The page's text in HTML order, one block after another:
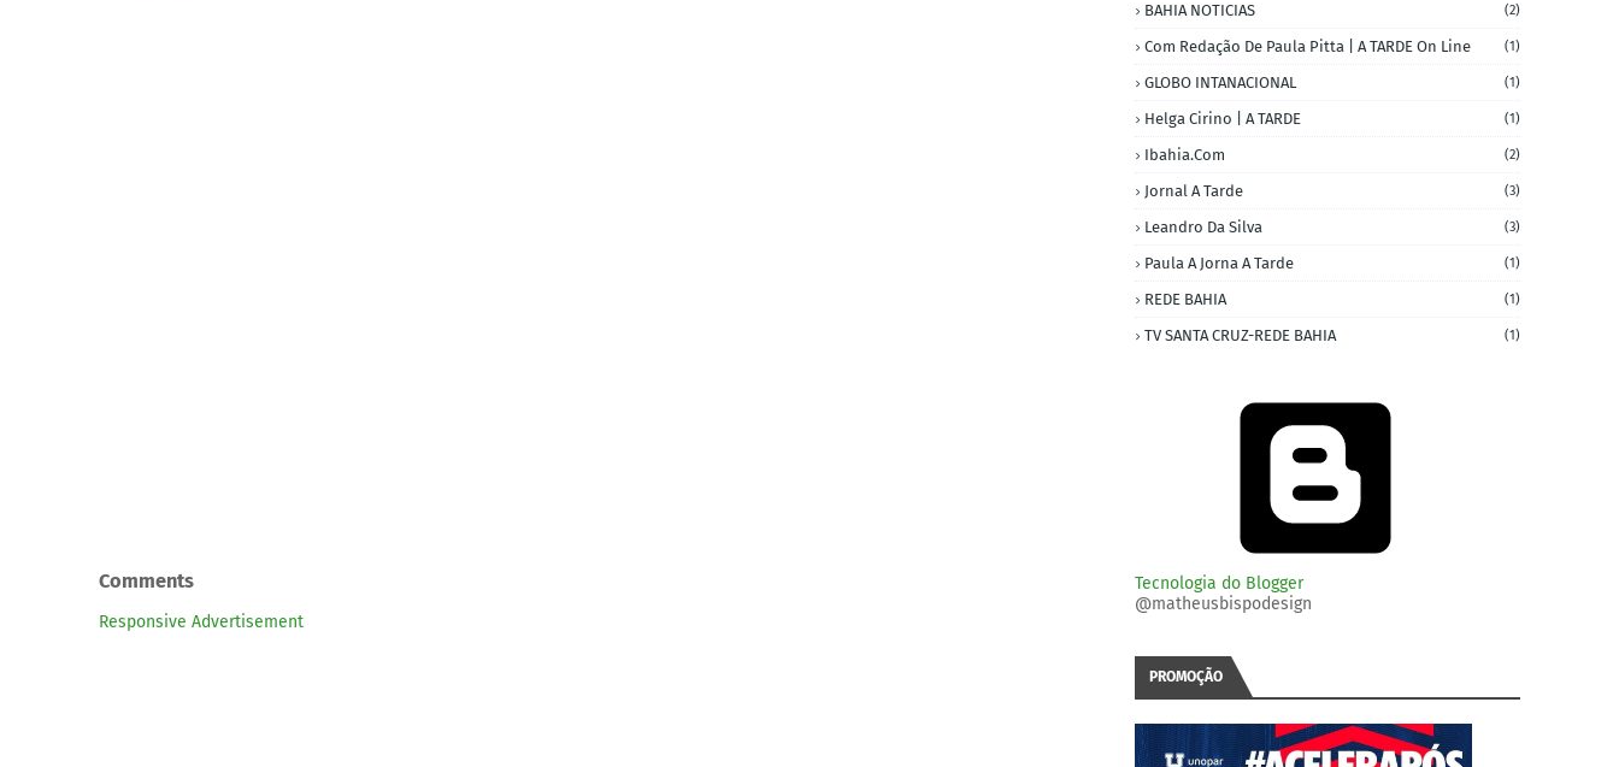
Comments
Responsive Advertisement
BAHIA NOTICIAS (2)
Com Redação De Paula Pitta | A TARDE On Line (1)
GLOBO INTANACIONAL (1)
Helga Cirino | A TARDE (1)
Ibahia.com (2)
Jornal A Tarde (3)
Leandro Da Silva (3)
Paula A Jorna A Tarde (1)
REDE BAHIA (1)
TV SANTA CRUZ-REDE BAHIA (1)
Tecnologia do Blogger
@matheusbispodesign
PROMOÇÃO